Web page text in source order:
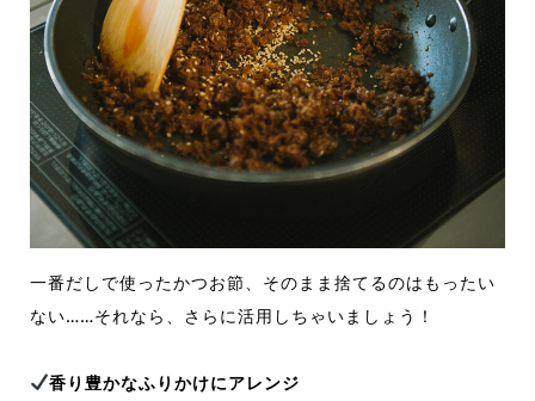
一番だしで使ったかつお節、そのまま捨てるのはもったい
ない……それなら、さらに活用しちゃいましょう！
香り豊かなふりかけにアレンジ